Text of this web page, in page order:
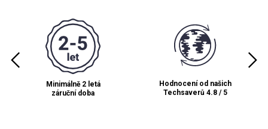
Minimálně 2 letá
záruční doba
Hodnocení od našich
Techsaverů 4.8 / 5